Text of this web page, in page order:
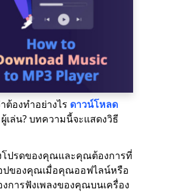
องทำอย่างไร ดาวน์โหลด
ผู้เล่น? บทความนี้จะแสดงวิธี
โปรดของคุณและคุณต้องการที่
ปของคุณเมื่อคุณออฟไลน์หรือ
การฟังเพลงของคุณบนเครื่อง